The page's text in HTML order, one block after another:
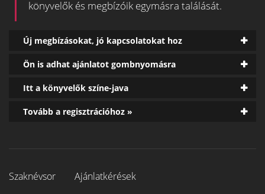
könyvelők és megbízóik egymásra találását.
Új megbízásokat, jó kapcsolatokat hoz
Ön is adhat ajánlatot gombnyomásra
Itt a könyvelők színe-java
Tovább a regisztrációhoz »
Szaknévsor
Ajánlatkérések